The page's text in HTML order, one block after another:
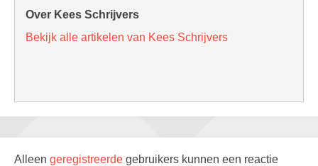
Over Kees Schrijvers
Bekijk alle artikelen van Kees Schrijvers
Alleen geregistreerde gebruikers kunnen een reactie